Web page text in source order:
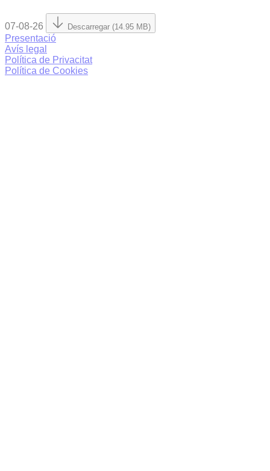
07-08-26 Descarregar (14.95 MB)
Presentació
Avís legal
Política de Privacitat
Política de Cookies